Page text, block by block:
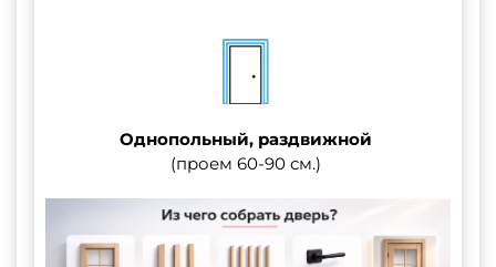
Однопольный, раздвижной
(проем 60-90 см.)